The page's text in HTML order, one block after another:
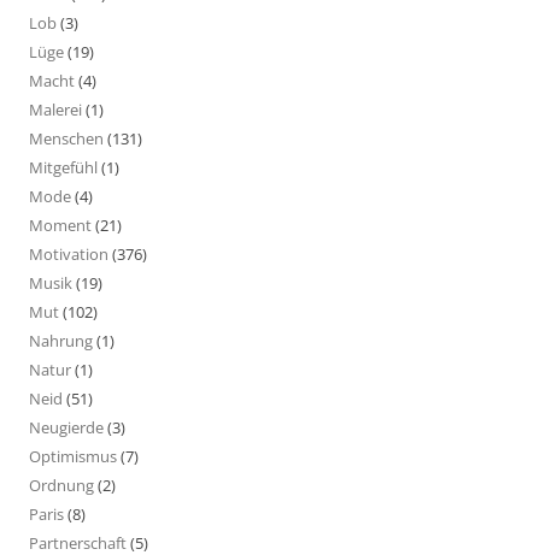
Lob(3)
Lüge(19)
Macht(4)
Malerei(1)
Menschen (131)
Mitgefühl(1)
Mode(4)
Moment(21)
Motivation (376)
Musik(19)
Mut(102)
Nahrung(1)
Natur(1)
Neid (51)
Neugierde(3)
Optimismus(7)
Ordnung(2)
Paris(8)
Partnerschaft(5)